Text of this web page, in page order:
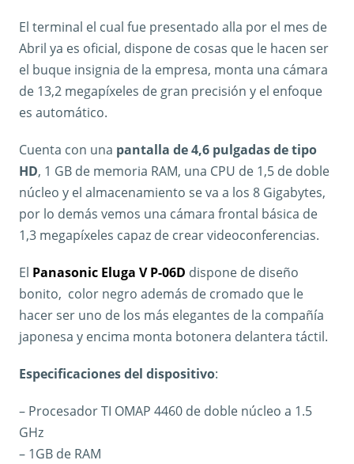
El terminal el cual fue presentado alla por el mes de
Abril ya es oficial, dispone de cosas que le hacen ser
el buque insignia de la empresa, monta una cámara
de 13,2 megapíxeles de gran precisión y el enfoque
es automático.
Cuenta con una pantalla de 4,6 pulgadas de tipo
HD, 1 GB de memoria RAM, una CPU de 1,5 de doble
núcleo y el almacenamiento se va a los 8 Gigabytes,
por lo demás vemos una cámara frontal básica de
1,3 megapíxeles capaz de crear videoconferencias.
El Panasonic Eluga V P-06D dispone de diseño
bonito, color negro además de cromado que le
hacer ser uno de los más elegantes de la compañía
japonesa y encima monta botonera delantera táctil.
Especificaciones del dispositivo:
– Procesador TI OMAP 4460 de doble núcleo a 1.5
GHz
– 1GB de RAM